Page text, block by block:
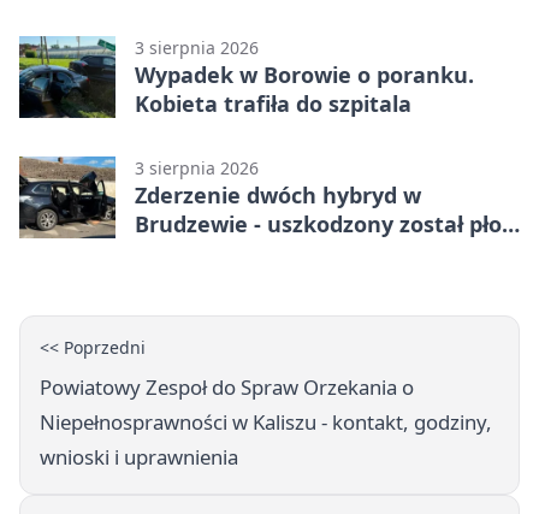
3 sierpnia 2026
Wypadek w Borowie o poranku.
Kobieta trafiła do szpitala
3 sierpnia 2026
Zderzenie dwóch hybryd w
Brudzewie - uszkodzony został płot
<< Poprzedni
Powiatowy Zespoł do Spraw Orzekania o
Niepełnosprawności w Kaliszu - kontakt, godziny,
wnioski i uprawnienia